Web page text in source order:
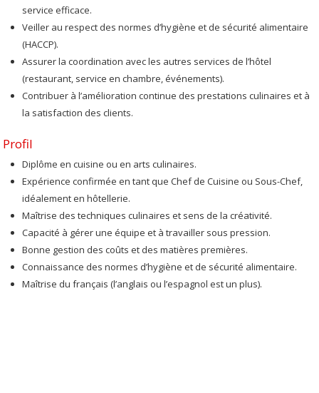
service efficace.
Veiller au respect des normes d’hygiène et de sécurité alimentaire
(HACCP).
Assurer la coordination avec les autres services de l’hôtel
(restaurant, service en chambre, événements).
Contribuer à l’amélioration continue des prestations culinaires et à
la satisfaction des clients.
Profil
Diplôme en cuisine ou en arts culinaires.
Expérience confirmée en tant que Chef de Cuisine ou Sous-Chef,
idéalement en hôtellerie.
Maîtrise des techniques culinaires et sens de la créativité.
Capacité à gérer une équipe et à travailler sous pression.
Bonne gestion des coûts et des matières premières.
Connaissance des normes d’hygiène et de sécurité alimentaire.
Maîtrise du français (l’anglais ou l’espagnol est un plus).